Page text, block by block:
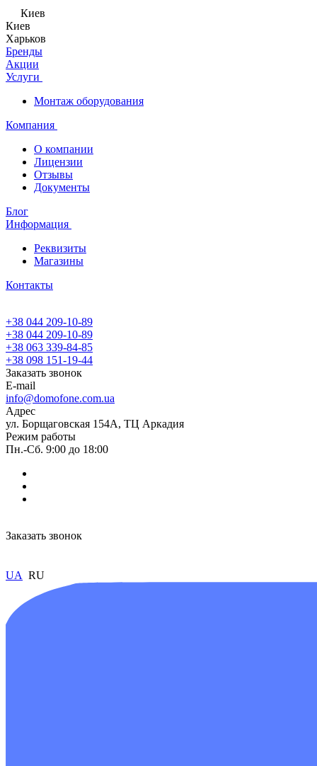
Киев
Киев
Харьков
Бренды
Акции
Услуги
Монтаж оборудования
Компания
О компании
Лицензии
Отзывы
Документы
Блог
Информация
Реквизиты
Магазины
Контакты
+38 044 209-10-89
+38 044 209-10-89
+38 063 339-84-85
+38 098 151-19-44
Заказать звонок
E-mail
info@domofone.com.ua
Адрес
ул. Борщаговская 154А, ТЦ Аркадия
Режим работы
Пн.-Сб. 9:00 до 18:00
Заказать звонок
UA RU